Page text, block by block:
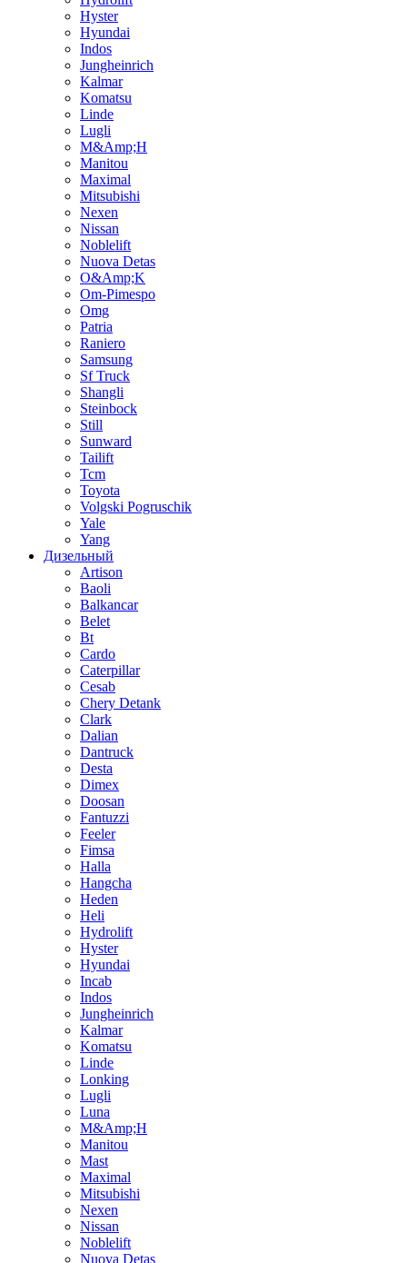
Hyster
Hyundai
Indos
Jungheinrich
Kalmar
Komatsu
Linde
Lugli
M&Amp;H
Manitou
Maximal
Mitsubishi
Nexen
Nissan
Noblelift
Nuova Detas
O&Amp;K
Om-Pimespo
Omg
Patria
Raniero
Samsung
Sf Truck
Shangli
Steinbock
Still
Sunward
Tailift
Tcm
Toyota
Volgski Pogruschik
Yale
Yang
Дизельный
Artison
Baoli
Balkancar
Belet
Bt
Cardo
Caterpillar
Cesab
Chery Detank
Clark
Dalian
Dantruck
Desta
Dimex
Doosan
Fantuzzi
Feeler
Fimsa
Halla
Hangcha
Heden
Heli
Hydrolift
Hyster
Hyundai
Incab
Indos
Jungheinrich
Kalmar
Komatsu
Linde
Lonking
Lugli
Luna
M&Amp;H
Manitou
Mast
Maximal
Mitsubishi
Nexen
Nissan
Noblelift
Nuova Detas